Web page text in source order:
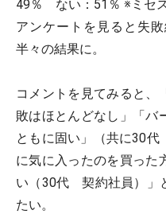
アンケートを見ると失
半々の結果に。
コメントを見てみると、
敗はほとんどなし」「バ
ともに固い」（共に30
に気に入ったのを買った
い（30代 契約社員）」
たい。